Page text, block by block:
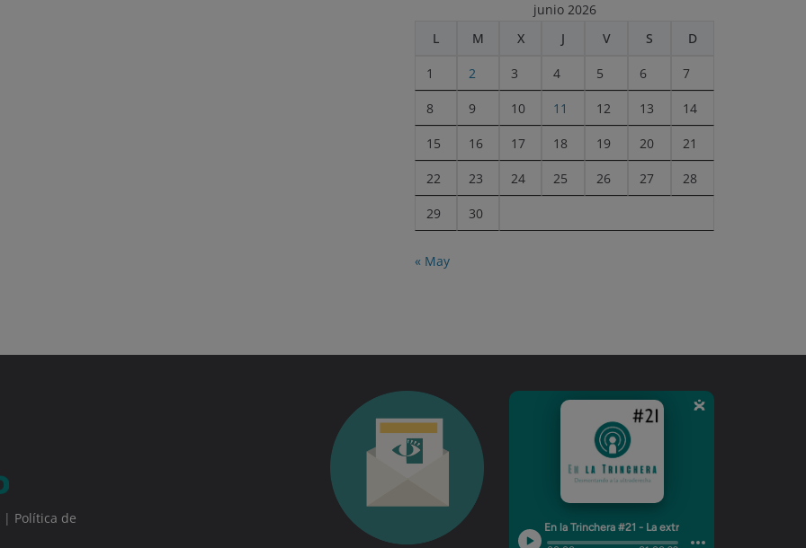
junio 2026
L
M X J V S D
1 2 3 4 5 6 7
8 9 10 11 12 13 14
15 16 17 18 19 20 21
22 23 24 25 26 27 28
29 30
« May
| Política de